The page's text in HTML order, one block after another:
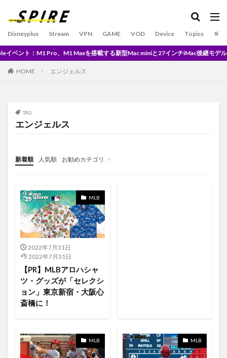
Disneyplus Stream VPN GAME VOD Device Topics
BATES MOTEL/ベイツ･モーテル シーズン１
Beautiful People
BOBA FETT
Boil BOSCH / ボッシュ
Bose
Brandon Marsh
Facetime
Falling
DAZN
disney plus japan Dell
demand
DEMOCRACY
Des Rocs
Disney +
disney delux
disney plus japan when
Disney+ 日本 ディズニープラス
DisneyPlus
DMM.com
docomo
Augusta
FA残留
Amazon Music HDプラン
Amazonタイムセール
Amazonブラックフライデー
を搭載する新型Mac miniと27インチiMac後継モデルが発表※現地時間3月22
HOME エンジェルス
TAG
エンジェルス
新着順 人気順
お勧めカテゴリ
未分類
MLB
2022年7月31日
2022年7月31日
【PR】MLBアロハシャ
ツ・グッズが「セレクシ
ョン」東京新宿・大阪心
斎橋に！
MLB MLB